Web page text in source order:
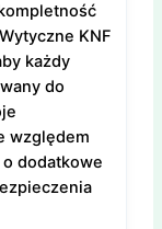
KNF
każdy
do
względem
dodatkowe